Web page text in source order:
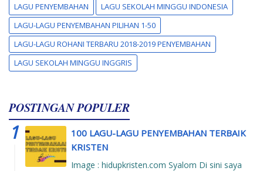
LAGU PENYEMBAHAN
LAGU SEKOLAH MINGGU INDONESIA
LAGU-LAGU PENYEMBAHAN PILIHAN 1-50
LAGU-LAGU ROHANI TERBARU 2018-2019 PENYEMBAHAN
LAGU SEKOLAH MINGGU INGGRIS
POSTINGAN POPULER
100 LAGU-LAGU PENYEMBAHAN TERBAIK
KRISTEN
Image : hidupkristen.com Syalom Di sini saya